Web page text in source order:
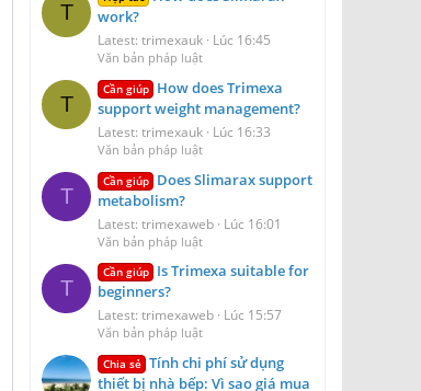
T
work?
Latest: trimexauk Lúc 16:45
Văn bản pháp luật
T
Cần giúp How does Trimexa
support weight management?
Latest: trimexauk Lúc 16:33
Văn bản pháp luật
T
Cần giúp Does Slimarax support
metabolism?
Latest: trimexaweb Lúc 16:01
Văn bản pháp luật
T
Cần giúp Is Trimexa suitable for
beginners?
Latest: trimexaweb Lúc 15:57
Văn bản pháp luật
Chia sẻ Tính chi phí sử dụng
thiết bị nhà bếp: Vì sao giá mua